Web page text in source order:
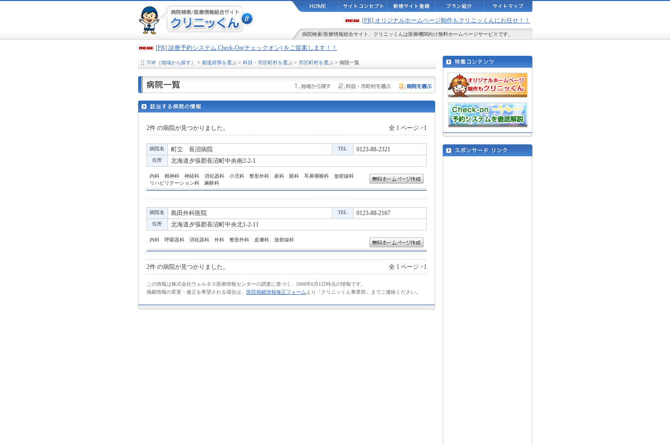
[PR] オリジナルホームページ制作もクリニッくんにお任せ！！
病院検索/医療情報総合サイト、 クリニッくん は医療機関向け無料ホームページサービスです。
[PR] 診療予約システム Check-On(チェックオン) をご提案します！！
TOP（地域から探す） > 都道府県を選ぶ> 科目・市区町村を選ぶ> 市区町村を選ぶ> 病院一覧
2件の病院が見つかりました。 全 1 ページ >1
病院名 町立 長沼病院 TEL 0123-88-2321
住所 北海道夕張郡長沼町中央南2-2-1
内科 精神科 神経科 消化器科 小児科 整形外科 産科 眼科 耳鼻咽喉科 放射線科
リハビリテーション科 麻酔科
病院名 島田外科医院 TEL 0123-88-2167
住所 北海道夕張郡長沼町中央北1-2-11
内科 呼吸器科 消化器科 外科 整形外科 皮膚科 放射線科
2件の病院が見つかりました。 全 1 ページ >1
この情報は株式会社ウェルネス医療情報センターの調査に基づく、2008年6月1日時点の情報です。
掲載情報の変更・修正を希望される場合は、
医院掲載情報修正フォーム より「クリニッくん事業部」までご連絡ください。